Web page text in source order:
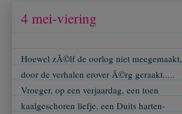
4 mei-viering
Hoewel zÃ©lf de oorlog niet meegemaakt,
door de verhalen erover Ã©rg geraakt.....
Vroeger, op een verjaardag, een toen
kaalgeschoren liefje, een Duits harten-